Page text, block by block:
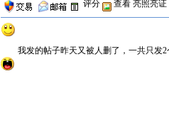
评分 查看 亮照亮证
我发的帖子昨天又被人删了，一共只发